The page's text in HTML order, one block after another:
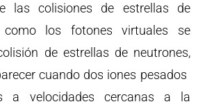
las colisiones de estrellas de
como los fotones virtuales se
de estrellas de neutrones,
cuando dos iones pesados
a velocidades cercanas a la